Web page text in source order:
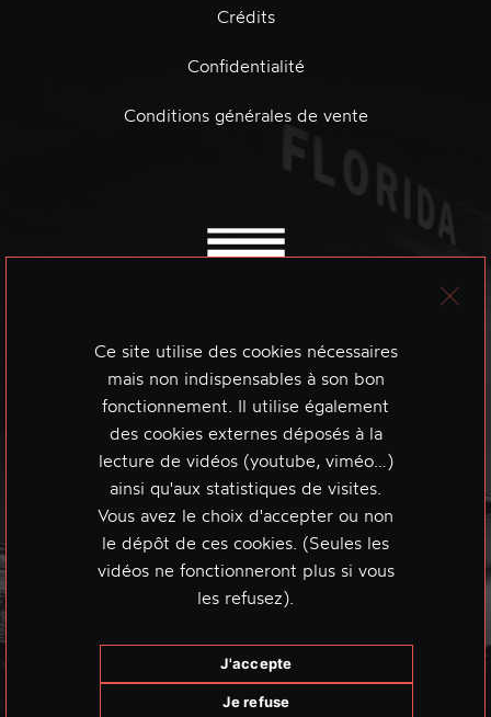
Crédits
Confidentialité
Conditions générales de vente
Ce site utilise des cookies nécessaires
mais non indispensables à son bon
fonctionnement. Il utilise également
des cookies externes déposés à la
lecture de vidéos (youtube, viméo…)
ainsi qu'aux statistiques de visites.
Vous avez le choix d'accepter ou non
le dépôt de ces cookies. (Seules les
vidéos ne fonctionneront plus si vous
les refusez).
J'accepte
Je refuse